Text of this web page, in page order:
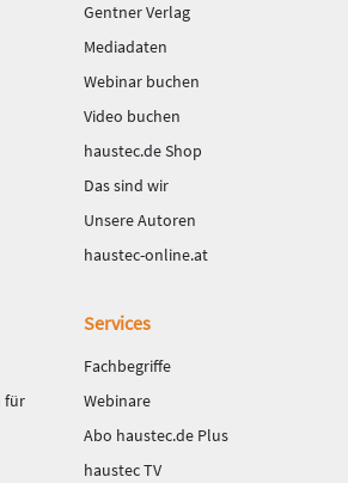
Gentner Verlag
Mediadaten
Webinar buchen
Video buchen
haustec.de Shop
Das sind wir
Unsere Autoren
haustec-online.at
für
Services
Fachbegriffe
Webinare
Abo haustec.de Plus
haustec TV